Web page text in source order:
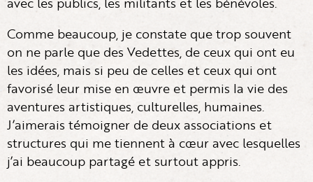
Comme beaucoup, je constate que trop souvent
on ne parle que des Vedettes, de ceux qui ont eu
les idées, mais si peu de celles et ceux qui ont
favorisé leur mise en œuvre et permis la vie des
aventures artistiques, culturelles, humaines.
J’aimerais témoigner de deux associations et
structures qui me tiennent à cœur avec lesquelles
j’ai beaucoup partagé et surtout appris.